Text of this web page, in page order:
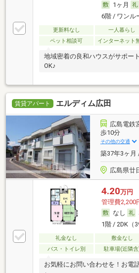
1ヶ月
6階 / ワンル
更新料なし 一人暮らし
ペット相談可
インターネット
地域密着の良和ハウスがサポー
OK♪
賃貸アパート エルディム広田
広島電鉄
歩10分
その他の交通
築37年3ヶ月
広島県廿
4.20万円
管理費2,200
なし
1階 / 2DK（
礼金なし 敷金なし
バス・トイレ別
駐車場(近隣
お気軽にお問い合わせを！お電